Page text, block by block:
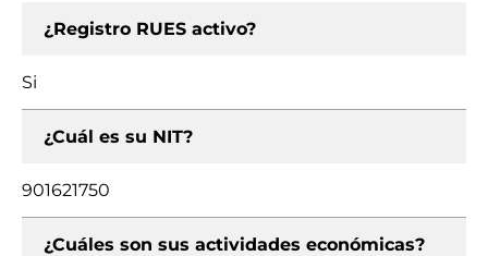
¿Registro RUES activo?
Si
¿Cuál es su NIT?
901621750
¿Cuáles son sus actividades económicas?